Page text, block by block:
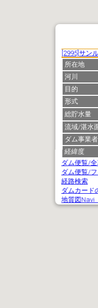
[2995]サン
所在地
河川
目的
形式
総貯水量
流域/湛水
ダム事業者
経緯度
ダム便覧/全
ダム便覧/
経路検索
ダムカード
地質図Navi